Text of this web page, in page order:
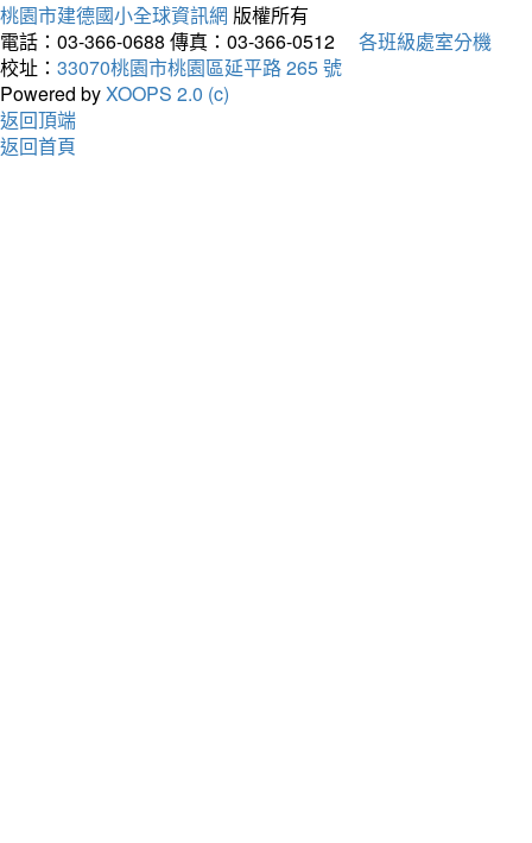
桃園市建德國小全球資訊網 版權所有
電話：03-366-0688 傳真：03-366-0512
各班級處室分機
校址： 33070桃園市桃園區延平路 265 號
Powered byXOOPS 2.0 (c)
返回頂端
返回首頁